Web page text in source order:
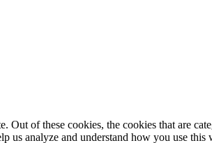
of these cookies, the cookies that are
us analyze and understand how you use